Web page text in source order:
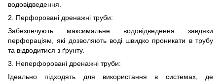
водовідведення.
2. Перфоровані дренажні труби:
Забезпечують максимальне водовідведення завдяки
перфораціям, які дозволяють воді швидко проникати в трубу
та відводитися з ґрунту.
3. Неперфоровані дренажні труби:
Ідеально підходять для використання в системах, де